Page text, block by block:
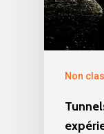
Non